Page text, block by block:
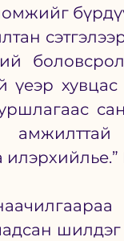
үеэр
илэрхийлье.”
шилдэг